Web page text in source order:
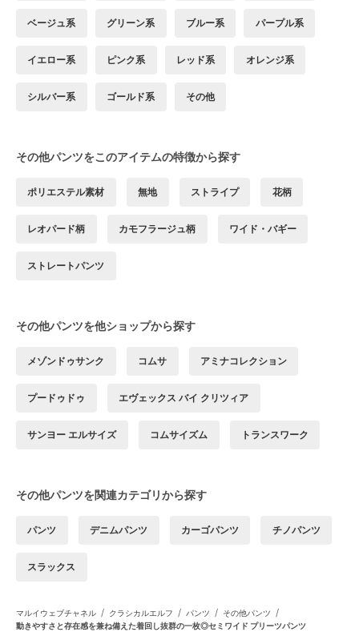
ベージュ系 グリーン系 ブルー系 パープル系
イエロー系 ピンク系 レッド系 オレンジ系
シルバー系 ゴールド系 その他
その他パンツをこのアイテムの特徴から探す
ポリエステル素材 無地 ストライプ 花柄
レオパード柄 カモフラージュ柄 ワイド・バギー
ストレートパンツ
その他パンツを他ショップから探す
メゾンドゥサンク コムサ アミナコレクション
プードゥドゥ エヴェックス バイ クリツィア
サンヨー エルサイズ コムサイズム トランスワーク
その他パンツを関連カテゴリから探す
パンツ デニムパンツ カーゴパンツ チノパンツ
スラックス
マルイウェブチャネル / クラシカルエルフ / パンツ / その他パンツ /
動きやすさと存在感を兼ね備えた着回し抜群の一枚◎セミワイド プリーツパンツ